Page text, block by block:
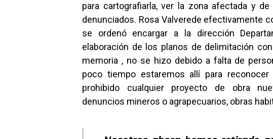
para cartografiarla, ver la zona afectada y
denunciados. Rosa Valverede efectivamente
se ordenó encargar a la dirección
elaboración de los planos de delimitación
memoria , no se hizo debido a falta de
poco tiempo estaremos allí para
prohibido cualquier proyecto de obra
denuncios mineros o agrapecuarios, obras